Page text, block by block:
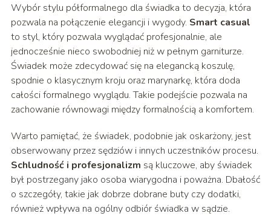
Wybór stylu półformalnego dla świadka to decyzja, która
pozwala na połączenie elegancji i wygody. Smart casual
to styl, który pozwala wyglądać profesjonalnie, ale
jednocześnie nieco swobodniej niż w pełnym garniturze.
Świadek może zdecydować się na elegancką koszulę,
spodnie o klasycznym kroju oraz marynarkę, która doda
całości formalnego wyglądu. Takie podejście pozwala na
zachowanie równowagi między formalnością a komfortem.
Warto pamiętać, że świadek, podobnie jak oskarżony, jest
obserwowany przez sędziów i innych uczestników procesu.
Schludność i profesjonalizm są kluczowe, aby świadek
był postrzegany jako osoba wiarygodna i poważna. Dbałość
o szczegóły, takie jak dobrze dobrane buty czy dodatki,
również wpływa na ogólny odbiór świadka w sądzie.